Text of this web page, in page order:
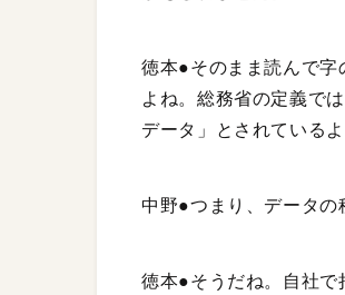
徳本●そのまま読んで字
よね。総務省の定義で
データ」とされているよ
中野●つまり、データの
徳本●そうだね。自社